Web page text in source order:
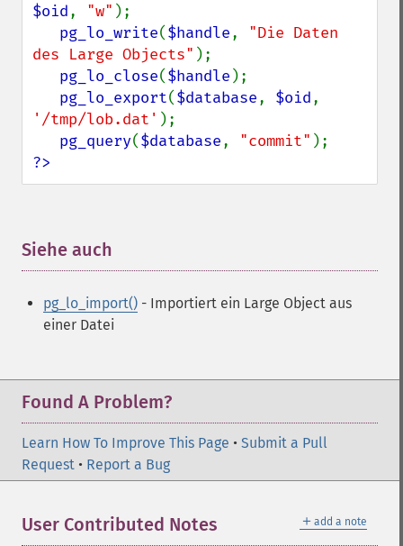
$oid, "w" );
pg_lo_write($handle, "Die Daten
des Large Objects" );
pg_lo_close($handle );
pg_lo_export($database, $oid
'/tmp/lob.dat' );
pg_query($database, "commit"
?>
Siehe auch
pg_lo_import() - Importiert ein Large Object aus
einer Datei
Found A Problem?
Learn How To Improve This Page • Submit a Pull
Request • Report a Bug
＋ add a note
User Contributed Notes